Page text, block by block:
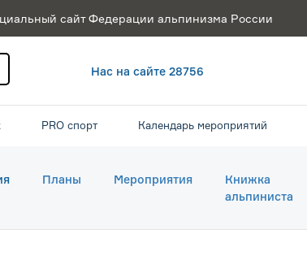
сайт Федерации альпинизма России
Нас на сайте 28756
PRO спорт Календарь мероприятий
Планы Мероприятия
Книжка
альпиниста